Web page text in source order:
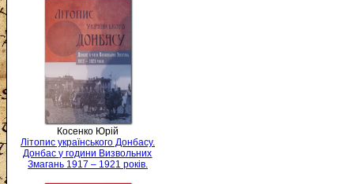
Косенко Юрій
Літопис українського Донбасу.
Донбас у години Визвольних
Змагань 1917 – 1921 років.